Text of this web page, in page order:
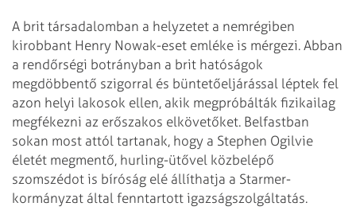
A brit társadalomban a helyzetet a nemrégiben
kirobbant Henry Nowak-eset emléke is mérgezi. Abban
a rendőrségi botrányban a brit hatóságok
megdöbbentő szigorral és büntetőeljárással léptek fel
azon helyi lakosok ellen, akik megpróbálták fizikailag
megfékezni az erőszakos elkövetőket. Belfastban
sokan most attól tartanak, hogy a Stephen Ogilvie
életét megmentő, hurling-ütővel közbelépő
szomszédot is bíróság elé állíthatja a Starmer-
kormányzat által fenntartott igazságszolgáltatás.